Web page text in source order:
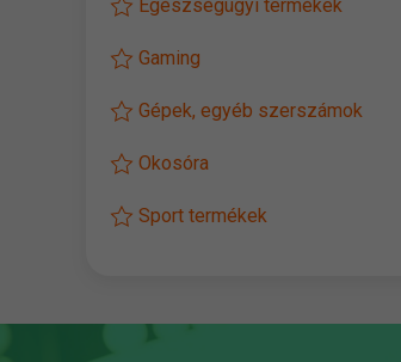
Egészségügyi termékek
Gaming
Gépek, egyéb szerszámok
Okosóra
Sport termékek